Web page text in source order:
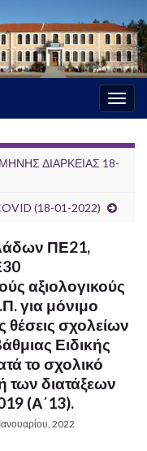
ΔΙΑΡΚΕΙΑΣ 18-
(18-01-2022)
ΠΕ21,
αξιολογικούς
για μόνιμο
θέσεις σχολείων
Ειδικής
το σχολικό
των διατάξεων
(Α΄13).
2022